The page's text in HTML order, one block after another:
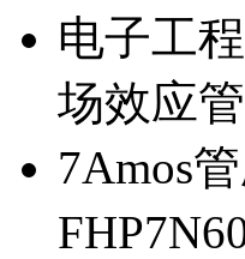
电子工
场效应
7Amos